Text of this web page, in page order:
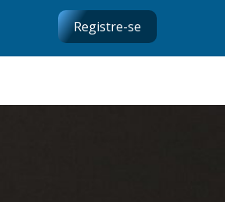
Registre-se